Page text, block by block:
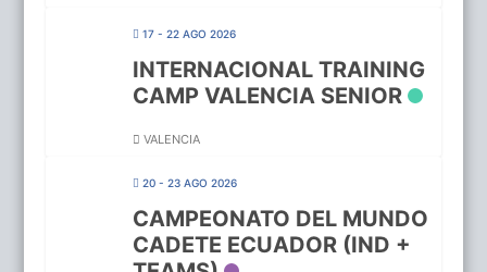
17 - 22 AGO 2026
INTERNACIONAL TRAINING
CAMP VALENCIA SENIOR
VALENCIA
20 - 23 AGO 2026
CAMPEONATO DEL MUNDO
CADETE ECUADOR (IND +